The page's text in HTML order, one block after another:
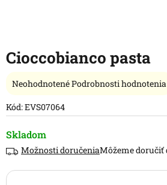
Cioccobianco pasta
Kód:EVS07064
Skladom
Možnosti doručenia
Priemerné
produktu
je
0,0
z
5
NeohodnotenéPodrobnosti hodnotenia